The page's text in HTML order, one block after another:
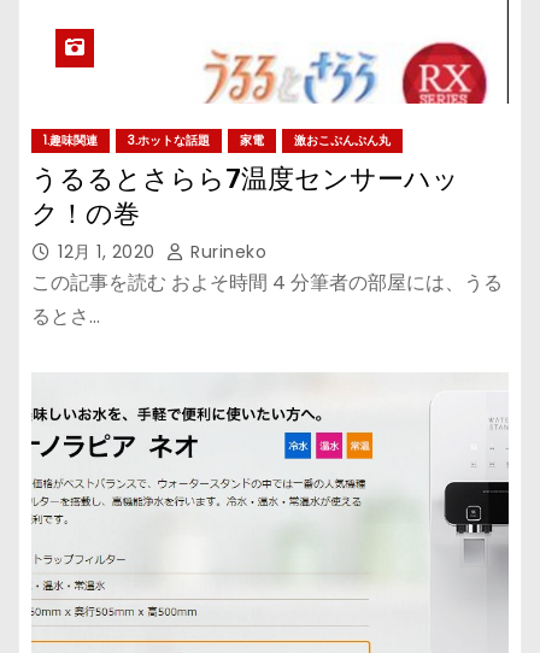
1.趣味関連 3.ホットな話題 家電 激おこぷんぷん丸
うるるとさらら7温度センサーハッ
ク！の巻
12月 1, 2020 Rurineko
この記事を読む およそ時間 4 分筆者の部屋には、うる
るとさ…